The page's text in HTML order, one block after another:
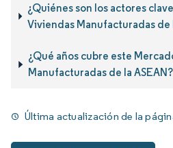
¿Quiénes son los actores
Viviendas Manufacturadas de
¿Qué años cubre este
Manufacturadas de la ASEAN?
Última actualización de la